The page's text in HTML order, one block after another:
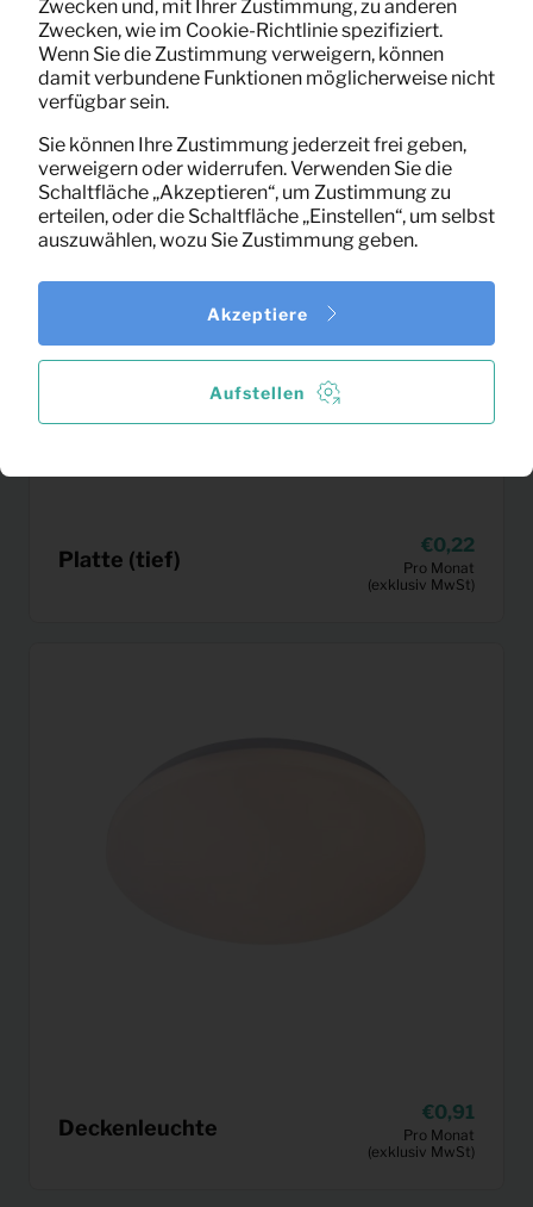
48XØ60 (schwarz)
(exklusiv MwSt)
Platte (tief)
0,22
Pro Monat
(exklusiv MwSt)
Deckenleuchte
0,91
Pro Monat
(exklusiv MwSt)
Zwecken und, mit Ihrer Zustimmung, zu anderen
Zwecken, wie im Cookie-Richtlinie spezifiziert.
Wenn Sie die Zustimmung verweigern, können
damit verbundene Funktionen möglicherweise nicht
verfügbar sein.
Sie können Ihre Zustimmung jederzeit frei geben,
verweigern oder widerrufen. Verwenden Sie die
Schaltfläche „Akzeptieren“, um Zustimmung zu
erteilen, oder die Schaltfläche „Einstellen“, um selbst
auszuwählen, wozu Sie Zustimmung geben.
Aufstellen
Akzeptiere